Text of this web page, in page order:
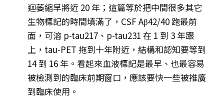
迴萎縮早將近 20 年；這篇等於把中間很多其它
生物標記的時間填滿了，CSF Aβ42/40 跑最前
面，可溶 p-tau217、p-tau231 在 1 到 3 年跟
上，tau-PET 拖到十年附近，結構和認知要等到
14 到 16 年。看起來血液標記是最早、也最容易
被檢測到的臨床前期窗口，應該要快一些被推廣
到臨床使用。